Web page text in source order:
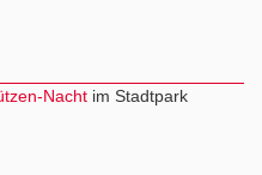
Nacht im Stadtpark